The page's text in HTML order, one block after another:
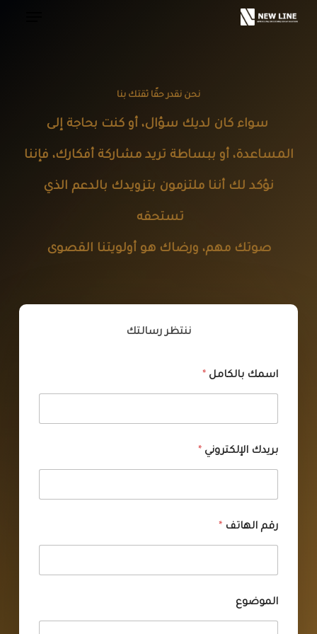
نحن نقدر حقًا ثقتك بنا
سواء كان لديك سؤال، أو كنت بحاجة إلى
المساعدة، أو ببساطة تريد مشاركة أفكارك، فإننا
نؤكد لك أننا ملتزمون بتزويدك بالدعم الذي
تستحقه
صوتك مهم، ورضاك هو أولويتنا القصوى
ننتظر رسالتك
اسمك بالكامل *
بريدك الإلكتروني *
رقم الهاتف *
الموضوع